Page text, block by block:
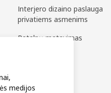
Interjero dizaino paslauga
privatiems asmenims
Patalpų matavimas
medijos